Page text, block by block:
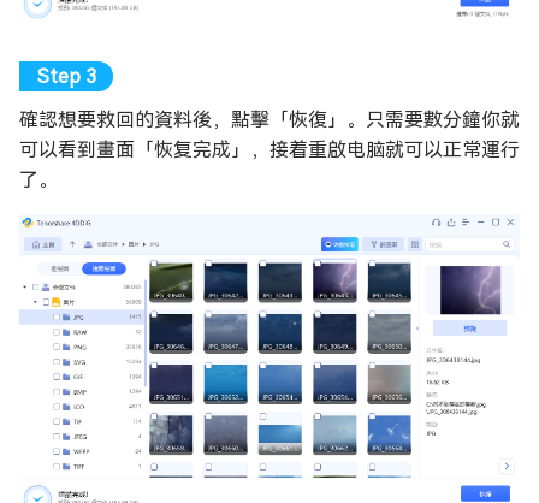
確認想要救回的資料後，點擊「恢復」。只需要數分鐘你就
可以看到畫面「恢复完成」，接着重啟电脑就可以正常運行
了。